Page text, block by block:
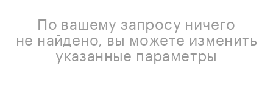
По вашему запросу ничего
не найдено, вы можете изменить
указанные параметры